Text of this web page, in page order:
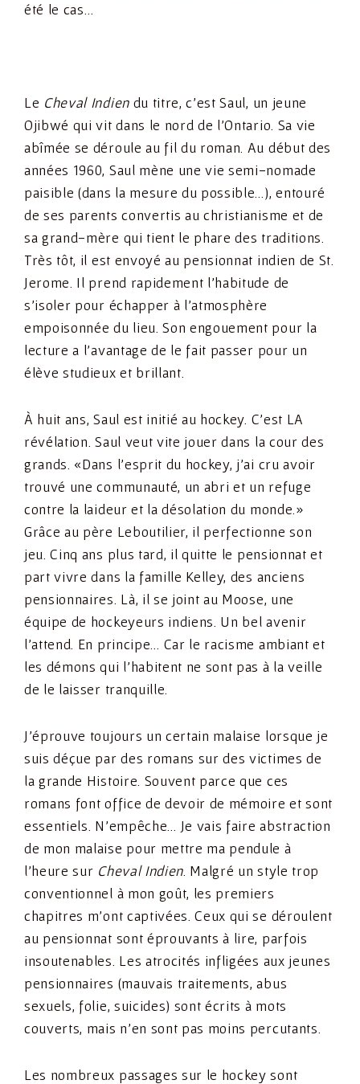
été le cas…
Le Cheval Indiendu titre, c’est Saul, un jeune
Ojibwé qui vit dans le nord de l’Ontario. Sa vie
abîmée se déroule au fil du roman. Au début des
années 1960, Saul mène une vie semi-nomade
paisible (dans la mesure du possible…), entouré
de ses parents convertis au christianisme et de
sa grand-mère qui tient le phare des traditions.
Très tôt, il est envoyé au pensionnat indien de St.
Jerome. Il prend rapidement l’habitude de
s’isoler pour échapper à l’atmosphère
empoisonnée du lieu. Son engouement pour la
lecture a l’avantage de le fait passer pour un
élève studieux et brillant.
À huit ans, Saul est initié au hockey. C’est LA
révélation. Saul veut vite jouer dans la cour des
grands. «Dans l’esprit du hockey, j’ai cru avoir
trouvé une communauté, un abri et un refuge
contre la laideur et la désolation du monde.»
Grâce au père Leboutilier, il perfectionne son
jeu. Cinq ans plus tard, il quitte le pensionnat et
part vivre dans la famille Kelley, des anciens
pensionnaires. Là, il se joint au Moose, une
équipe de hockeyeurs indiens. Un bel avenir
l’attend. En principe… Car le racisme ambiant et
les démons qui l’habitent ne sont pas à la veille
de le laisser tranquille.
J’éprouve toujours un certain malaise lorsque je
suis déçue par des romans sur des victimes de
la grande Histoire. Souvent parce que ces
romans font office de devoir de mémoire et sont
essentiels. N’empêche… Je vais faire abstraction
de mon malaise pour mettre ma pendule à
l’heure sur Cheval Indien . Malgré un style trop
conventionnel à mon goût, les premiers
chapitres m’ont captivées. Ceux qui se déroulent
au pensionnat sont éprouvants à lire, parfois
insoutenables. Les atrocités infligées aux jeunes
pensionnaires (mauvais traitements, abus
sexuels, folie, suicides) sont écrits à mots
couverts, mais n’en sont pas moins percutants.
Les nombreux passages sur le hockey sont